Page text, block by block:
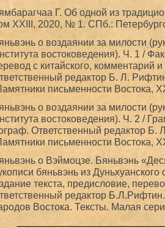
Г. Об одной из
XXIII, 2020, № 1. СПб.:
о воздаянии за милости
востоковедения). Ч. 1 /
с китайского,
редактор Б. Л.
письменности Востока,
о воздаянии за милости
востоковедения). Ч. 2 /
Ответственный редактор
письменности Востока,
о Вэймоцзе. Бяньвэнь
бяньвэнь из
текста, предисловие,
редактор
Востока. Тексты. Малая